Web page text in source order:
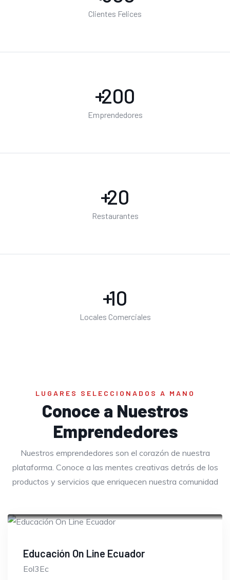
Clientes Felices
+200
Emprendedores
+20
Restaurantes
+10
Locales Comerciales
LUGARES SELECCIONADOS A MANO
Conoce a Nuestros
Emprendedores
Nuestros emprendedores son el corazón de nuestra
plataforma. Conoce a las mentes creativas detrás de los
productos y servicios que enriquecen nuestra comunidad
Educación On Line Ecuador
Eol3Ec